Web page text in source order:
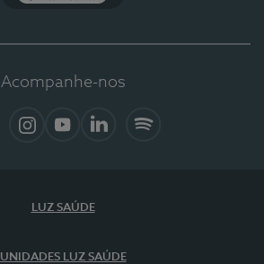
Acompanhe-nos
LUZ SAÚDE
UNIDADES LUZ SAÚDE